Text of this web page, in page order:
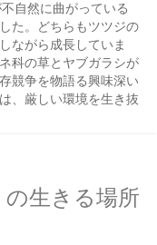
自然に曲がっている
た。どちらもツツジの
ながら成長していま
科の草とヤブガラシが
競争を物語る興味深い
、厳しい環境を生き抜
生きる場所